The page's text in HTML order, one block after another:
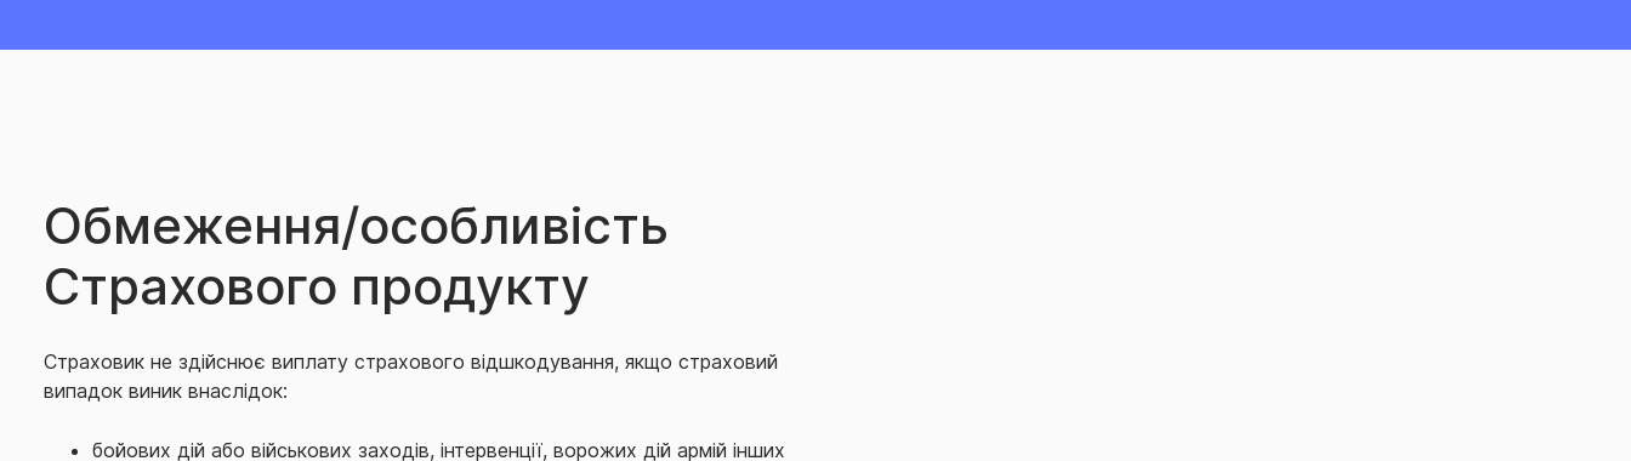
Обмеження/особливість
Страхового продукту
Страховик не здійснює виплату страхового відшкодування, якщо страховий
випадок виник внаслідок:
бойових дій або військових заходів, інтервенції, ворожих дій армій інших